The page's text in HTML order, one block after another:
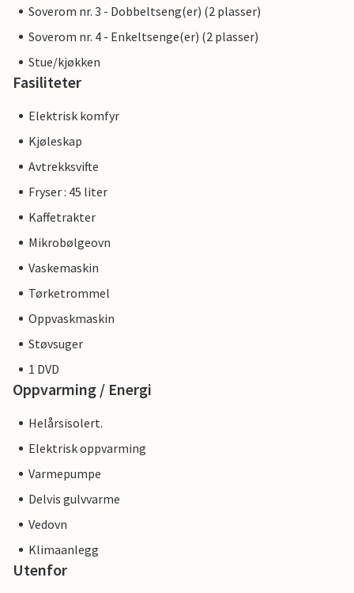
Soverom nr. 3 - Dobbeltseng(er) (2 plasser)
Soverom nr. 4 - Enkeltsenge(er) (2 plasser)
Stue/kjøkken
Fasiliteter
Elektrisk komfyr
Kjøleskap
Avtrekksvifte
Fryser : 45 liter
Kaffetrakter
Mikrobølgeovn
Vaskemaskin
Tørketrommel
Oppvaskmaskin
Støvsuger
1 DVD
Oppvarming / Energi
Helårsisolert.
Elektrisk oppvarming
Varmepumpe
Delvis gulvvarme
Vedovn
Klimaanlegg
Utenfor